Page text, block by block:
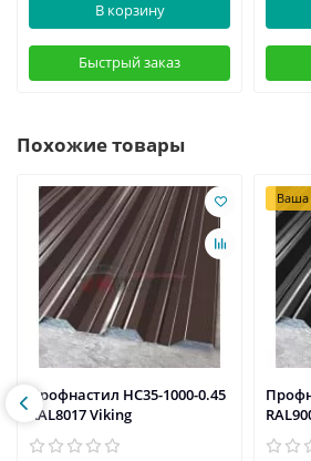
В корзину
Быстрый заказ
Похожие товары
Профнастил НС35-1000-0.45
RAL8017 Viking
Ваша